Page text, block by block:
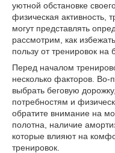
уютной обстановке
физическая активность,
могут представлять
рассмотрим, как
пользу от тренировок на
Перед началом
несколько факторов.
выбрать беговую
потребностям и
обратите внимание на
полотна, наличие
которые влияют на
тренировок.